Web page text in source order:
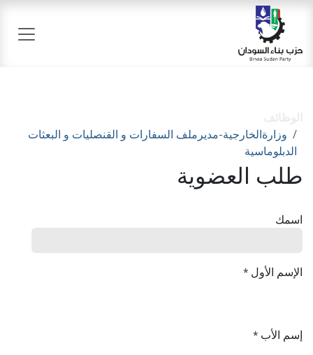
تخطي للذهاب إلى المحتوى
وزارةالخارجية-مديرملف السفارات و القنصليات و البعثات
الدبلوماسية
طلب العضوية
اسمك
الإسم الأول *
إسم الأب *